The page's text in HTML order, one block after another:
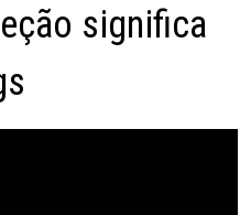
significa